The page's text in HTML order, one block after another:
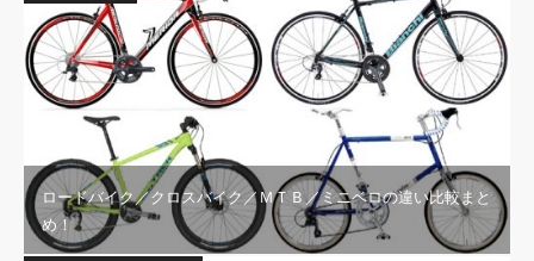
ロードバイク／クロスバイク／ＭＴＢ／ミニベロの違い比較まと
め！